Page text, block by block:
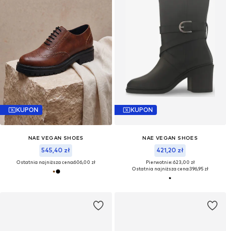
KUPON
NAE VEGAN SHOES
545,40 zł
Ostatnia najniższa cena:606,00 zł
KUPON
NAE VEGAN SHOES
421,20 zł
Pierwotnie: 623,00 zł
Ostatnia najniższa cena:396,95 zł